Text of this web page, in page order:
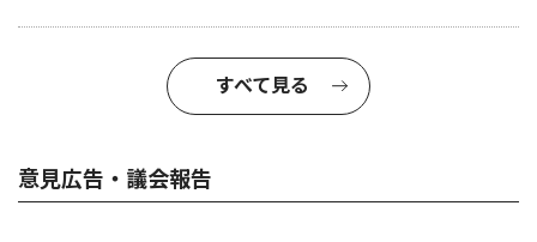
すべて見る
意見広告・議会報告